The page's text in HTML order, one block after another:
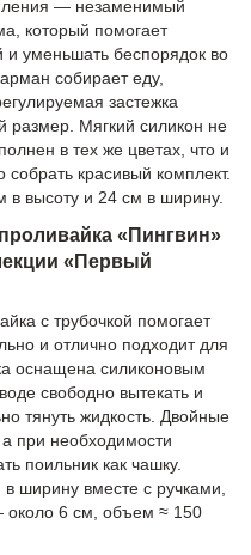
— незаменимый
который помогает
и уменьшать беспорядок во
собирает еду,
застежка
размер. Мягкий силикон не
в тех же цветах, что и
красивый комплект.
в высоту и 24 см в ширину.
«Пингвин»
«Первый
с трубочкой помогает
и отлично подходит для
оснащена силиконовым
свободно вытекать и
тянуть жидкость. Двойные
при необходимости
поильник как чашку.
ширину вместе с ручками,
около 6 см, объем ≈ 150